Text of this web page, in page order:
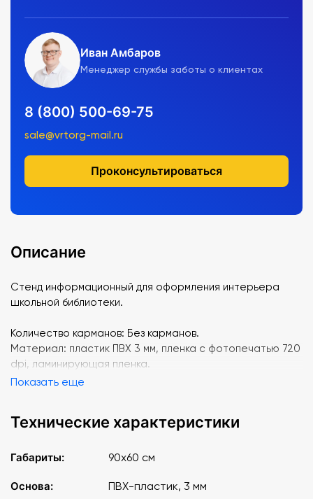
Иван Амбаров
Менеджер службы заботы о клиентах
8 (800) 500-69-75
sale@vrtorg-mail.ru
Проконсультироваться
Описание
Стенд информационный для оформления интерьера
школьной библиотеки.
Количество карманов: Без карманов.
Материал: пластик ПВХ 3 мм, пленка с фотопечатью 720
dpi, ламинирующая пленка.
Показать еще
Технические характеристики
Габариты: 90х60 см
Основа: ПВХ-пластик, 3 мм